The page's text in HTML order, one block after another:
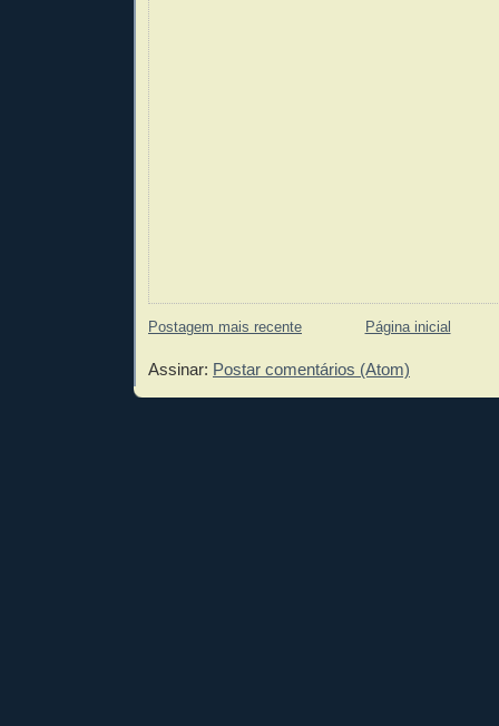
Postagem mais recente Página inicial
Assinar: Postar comentários (Atom)